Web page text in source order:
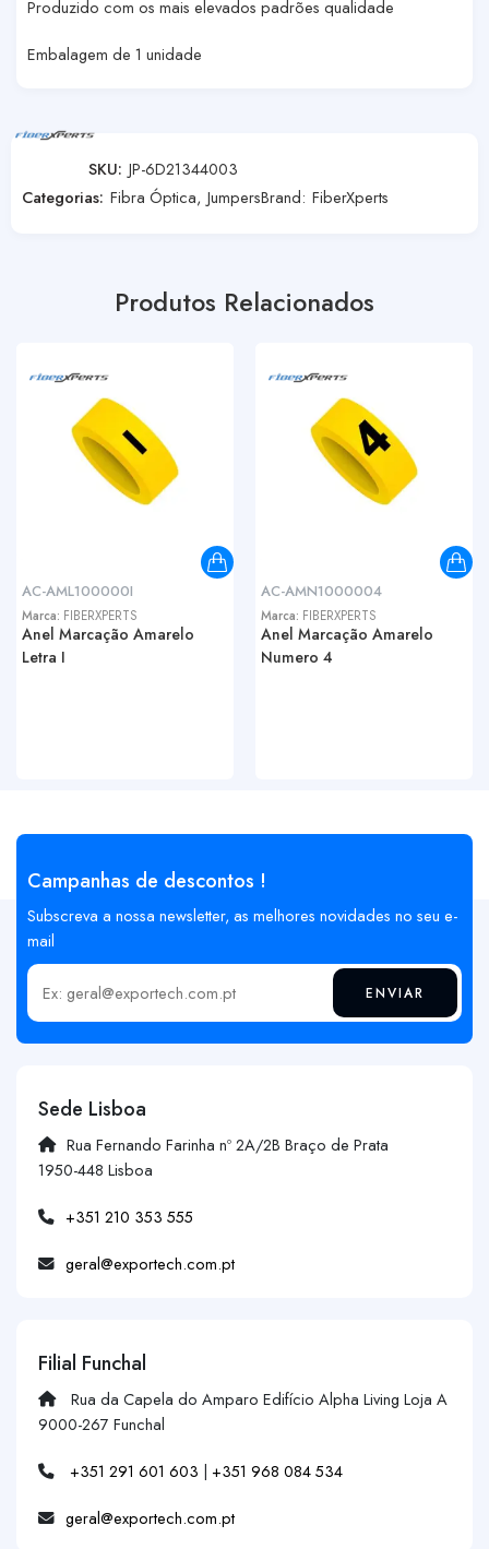
Produzido com os mais elevados padrões qualidade
Embalagem de 1 unidade
SKU: JP-6D21344003
Categorias: Fibra Óptica, JumpersBrand: FiberXperts
Produtos Relacionados
AC-AML100000I
Marca: FIBERXPERTS
Anel Marcação Amarelo
Letra I
AC-AMN1000004
Marca: FIBERXPERTS
Anel Marcação Amarelo
Numero 4
Campanhas de descontos !
Subscreva a nossa newsletter, as melhores novidades no seu e-
mail
Insira o seu email ENVIAR
Sede Lisboa
Rua Fernando Farinha nº 2A/2B Braço de Prata
1950-448 Lisboa
+351 210 353 555
geral@exportech.com.pt
Filial Funchal
Rua da Capela do Amparo Edifício Alpha Living Loja A
9000-267 Funchal
+351 291 601 603 | +351 968 084 534
geral@exportech.com.pt